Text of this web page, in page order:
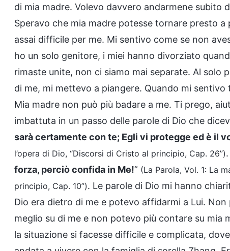
di mia madre. Volevo davvero andarmene subito
Speravo che mia madre potesse tornare presto
assai difficile per me. Mi sentivo come se non
ho un solo genitore, i miei hanno divorziato
rimaste unite, non ci siamo mai separate. Al solo
di me, mi mettevo a piangere. Quando mi
Mia madre non può più badare a me. Ti prego,
imbattuta in un passo delle parole di Dio che
sarà certamente con te; Egli vi protegge ed è il
l’opera di Dio, “Discorsi di Cristo al principio, Cap. 26”)
forza, perciò confida in Me!” (La Parola, Vol. 1: La
principio, Cap. 10”). Le parole di Dio mi hanno
Dio era dietro di me e potevo affidarmi a Lui.
meglio su di me e non potevo più contare su
la situazione si facesse difficile e complicata,